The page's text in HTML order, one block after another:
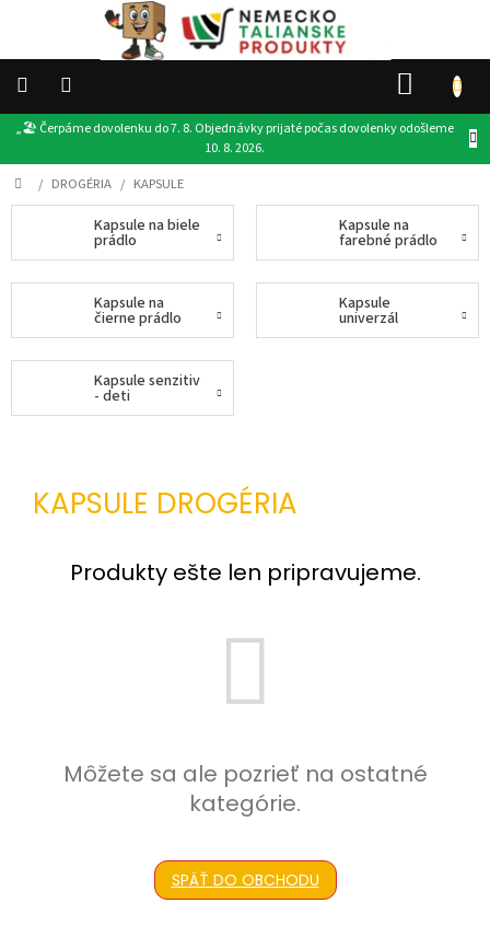
„🏖️ Čerpáme dovolenku do 7. 8. Objednávky prijaté počas dovolenky odošleme
10. 8. 2026.
KOŠÍK
👉
PRODUKTY
DROGÉRIA
EU
AKCIE
Domov
/ DROGÉRIA / KAPSULE
Kapsule na biele
prádlo
Kapsule na
farebné prádlo
Kapsule na
čierne prádlo
Kapsule
univerzál
Kapsule senzitiv
- deti
KAPSULE DROGÉRIA
Produkty ešte len pripravujeme.
Môžete sa ale pozrieť na ostatné
kategórie.
SPÄŤ DO OBCHODU